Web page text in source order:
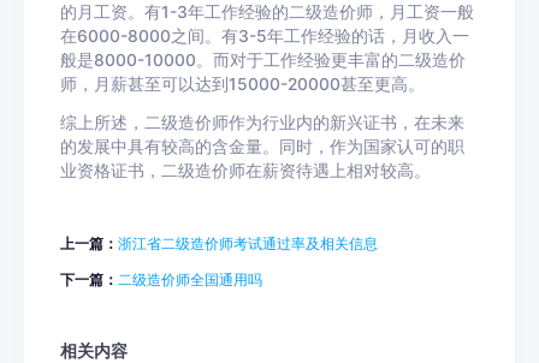
的月工资。有1-3年工作经验的二级造价师，月工资一般
在6000-8000之间。有3-5年工作经验的话，月收入一
般是8000-10000。而对于工作经验更丰富的二级造价
师，月薪甚至可以达到15000-20000甚至更高。
综上所述，二级造价师作为行业内的新兴证书，在未来
的发展中具有较高的含金量。同时，作为国家认可的职
业资格证书，二级造价师在薪资待遇上相对较高。
上一篇： 浙江省二级造价师考试通过率及相关信息
下一篇： 二级造价师全国通用吗
相关内容